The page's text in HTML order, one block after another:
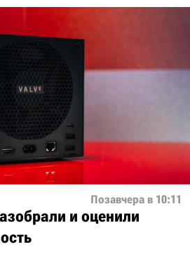
Позавчера в 10:11
и оценили